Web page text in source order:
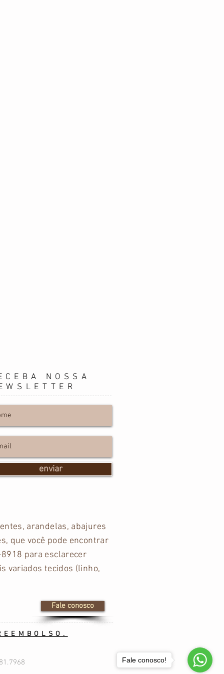
NOSSA
arandelas, abajures
que você pode encontrar
para esclarecer
variados tecidos (linho,
enviar
Fale conosco
Fale conosco!